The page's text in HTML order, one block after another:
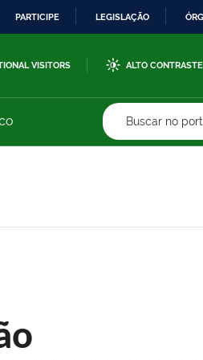
PARTICIPE LEGISLAÇÃO
VISITORS ALTO CONTRASTE
Buscar no